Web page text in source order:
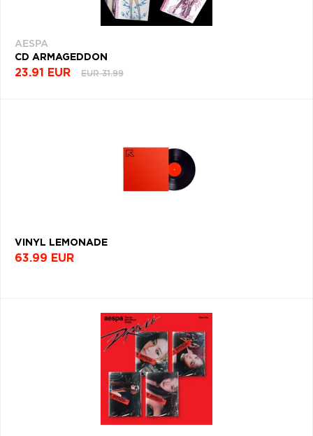
AESPA
CD ARMAGEDDON
23.91 EUR EUR 31.99
VINYL LEMONADE
63.99 EUR